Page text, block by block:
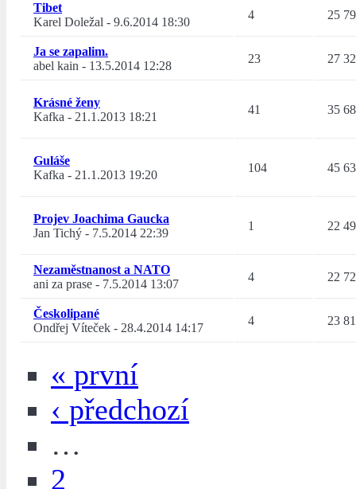
Tibet
Karel Doležal - 9.6.2014 18:30
4 25
Ja se zapalim.
abel kain - 13.5.2014 12:28
23 27
Krásné ženy
Kafka - 21.1.2013 18:21
41 35
Guláše
Kafka - 21.1.2013 19:20
104 45
Projev Joachima Gaucka
Jan Tichý - 7.5.2014 22:39
1 22
Nezaměstnanost a NATO
ani za prase - 7.5.2014 13:07
4 22
Českolipané
Ondřej Víteček - 28.4.2014 14:17
4 23
« první
‹ předchozí
…
2